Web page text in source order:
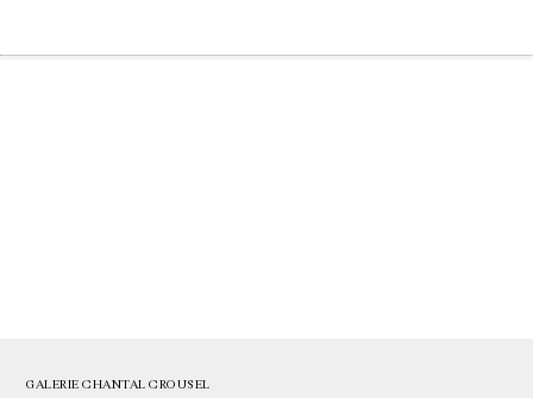
GALERIE CHANTAL CROUSEL